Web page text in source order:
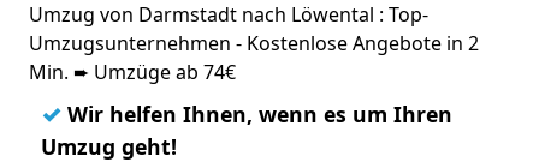
Umzug von Darmstadt nach Löwental : Top-
Umzugsunternehmen - Kostenlose Angebote in 2
Min. ➨ Umzüge ab 74€
✓ Wir helfen Ihnen, wenn es um Ihren
Umzug geht!